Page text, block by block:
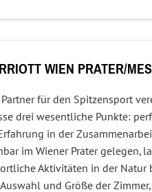
WIEN PRATER/
für den Spitzensport
drei wesentliche Punkte:
in der
im Wiener Prater gelegen,
Aktivitäten in der Natur
und Größe der